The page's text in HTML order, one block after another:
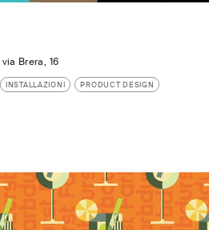
via Brera, 16
INSTALLAZIONI
PRODUCT DESIGN